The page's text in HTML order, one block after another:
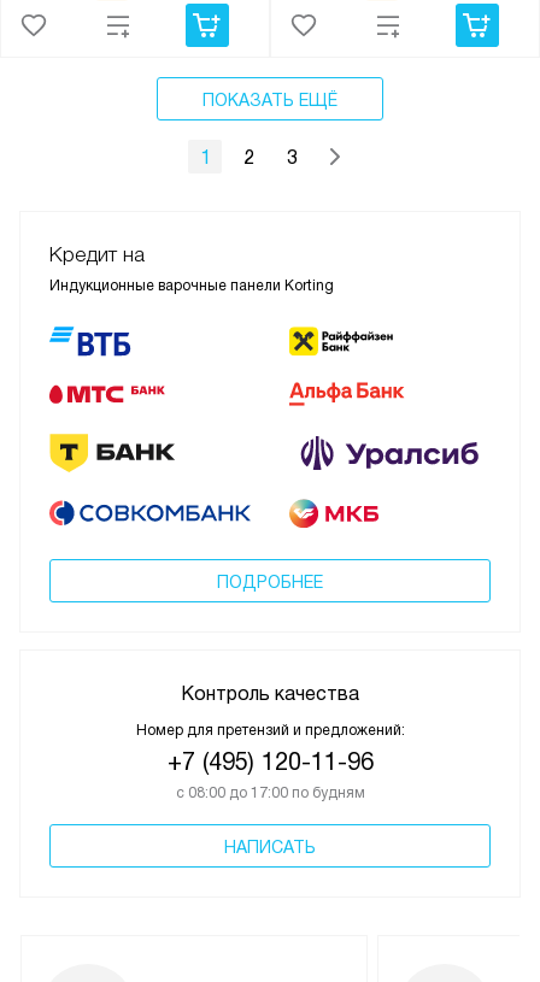
ПОКАЗАТЬ ЕЩЁ
1 2 3
Кредит на
Индукционные варочные панели Korting
ПОДРОБНЕЕ
Контроль качества
Номер для претензий и предложений:
+7 (495) 120-11-96
с 08:00 до 17:00 по будням
НАПИСАТЬ